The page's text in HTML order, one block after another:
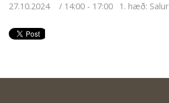
27.10.2024 14:00 - 17:00 1. hæð: Salur